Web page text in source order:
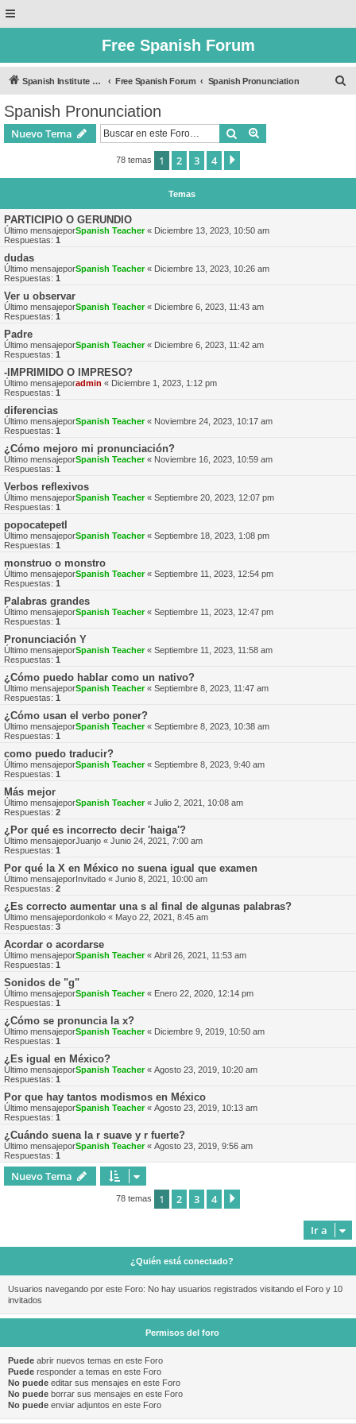
Free Spanish Forum
Spanish Institute of Puebla Free Spanish Forum Spanish Pronunciation
Spanish Pronunciation
Nuevo Tema Buscar
78 temas 1 2 3 4
Temas
PARTICIPIO O GERUNDIO
Último mensajeporSpanish Teacher« Diciembre 13, 2023, 10:50 am
Respuestas: 1
dudas
Último mensajeporSpanish Teacher« Diciembre 13, 2023, 10:26 am
Respuestas: 1
Ver u observar
Último mensajeporSpanish Teacher« Diciembre 6, 2023, 11:43 am
Respuestas: 1
Padre
Último mensajeporSpanish Teacher« Diciembre 6, 2023, 11:42 am
Respuestas: 1
-IMPRIMIDO O IMPRESO?
Último mensajeporadmin « Diciembre 1, 2023, 1:12 pm
Respuestas: 1
diferencias
Último mensajeporSpanish Teacher« Noviembre 24, 2023, 10:17 am
Respuestas: 1
¿Cómo mejoro mi pronunciación?
Último mensajeporSpanish Teacher« Noviembre 16, 2023, 10:59 am
Respuestas: 1
Verbos reflexivos
Último mensajeporSpanish Teacher« Septiembre 20, 2023, 12:07 pm
Respuestas: 1
popocatepetl
Último mensajeporSpanish Teacher« Septiembre 18, 2023, 1:08 pm
Respuestas: 1
monstruo o monstro
Último mensajeporSpanish Teacher« Septiembre 11, 2023, 12:54 pm
Respuestas: 1
Palabras grandes
Último mensajeporSpanish Teacher« Septiembre 11, 2023, 12:47 pm
Respuestas: 1
Pronunciación Y
Último mensajeporSpanish Teacher« Septiembre 11, 2023, 11:58 am
Respuestas: 1
¿Cómo puedo hablar como un nativo?
Último mensajeporSpanish Teacher« Septiembre 8, 2023, 11:47 am
Respuestas: 1
¿Cómo usan el verbo poner?
Último mensajeporSpanish Teacher« Septiembre 8, 2023, 10:38 am
Respuestas: 1
como puedo traducir?
Último mensajeporSpanish Teacher« Septiembre 8, 2023, 9:40 am
Respuestas: 1
Más mejor
Último mensajeporSpanish Teacher« Julio 2, 2021, 10:08 am
Respuestas: 2
¿Por qué es incorrecto decir 'haiga'?
Último mensajeporJuanjo « Junio 24, 2021, 7:00 am
Respuestas: 1
Por qué la X en México no suena igual que examen
Último mensajeporInvitado « Junio 8, 2021, 10:00 am
Respuestas: 2
¿Es correcto aumentar una s al final de algunas palabras?
Último mensajepordonkolo « Mayo 22, 2021, 8:45 am
Respuestas: 3
Acordar o acordarse
Último mensajeporSpanish Teacher« Abril 26, 2021, 11:53 am
Respuestas: 1
Sonidos de "g"
Último mensajeporSpanish Teacher« Enero 22, 2020, 12:14 pm
Respuestas: 1
¿Cómo se pronuncia la x?
Último mensajeporSpanish Teacher« Diciembre 9, 2019, 10:50 am
Respuestas: 1
¿Es igual en México?
Último mensajeporSpanish Teacher« Agosto 23, 2019, 10:20 am
Respuestas: 1
Por que hay tantos modismos en México
Último mensajeporSpanish Teacher« Agosto 23, 2019, 10:13 am
Respuestas: 1
¿Cuándo suena la r suave y r fuerte?
Último mensajeporSpanish Teacher« Agosto 23, 2019, 9:56 am
Respuestas: 1
Nuevo Tema
78 temas 1 2 3 4
Ir a
¿Quién está conectado?
Usuarios navegando por este Foro: No hay usuarios registrados visitando el Foro y 10
invitados
Permisos del foro
Puede abrir nuevos temas en este Foro
Puede responder a temas en este Foro
No puede editar sus mensajes en este Foro
No puede borrar sus mensajes en este Foro
No puede enviar adjuntos en este Foro